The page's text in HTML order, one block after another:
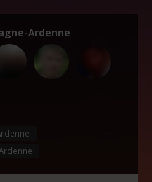
Ardenne